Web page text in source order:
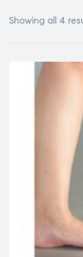
Showing all 4